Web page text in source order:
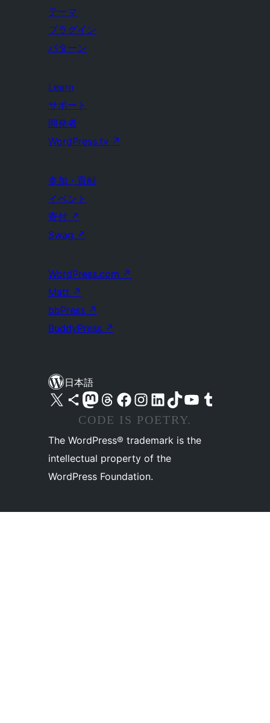
テーマ
プラグイン
パターン
Learn
サポート
開発者
WordPress.tv ↗
参加・貢献
イベント
寄付 ↗
Swag ↗
WordPress.com ↗
Matt ↗
bbPress ↗
BuddyPress ↗
日本語
X (旧 Twitter) アカウントへ Bluesky アカウントへ Mastodon アカウントへ Threads アカウントへ Facebook ページへ Instagram アカウントへ LinkedIn アカウントへTikTok アカウントへ YouTube チャンネルへ Tumblr アカウントへ
CODE IS POETRY.
The WordPress® trademark is the
intellectual property of the
WordPress Foundation.